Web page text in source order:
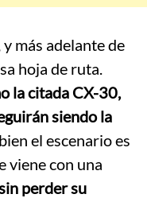
más adelante de
hoja de ruta.
la citada CX-30,
siendo la
bien el escenario es
viene con una
perder su